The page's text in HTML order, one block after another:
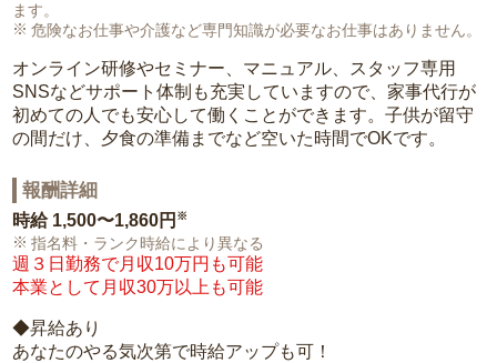
ます。
危険なお仕事や介護など専門知識が必要なお仕事はありません。
オンライン研修やセミナー、マニュアル、スタッフ専用
SNSなどサポート体制も充実していますので、家事代行が
初めての人でも安心して働くことができます。子供が留守
の間だけ、夕食の準備までなど空いた時間でOKです。
報酬詳細
時給 1,500〜1,860円 ※
指名料・ランク時給により異なる
週３日勤務で月収10万円も可能
本業として月収30万以上も可能
◆昇給あり
あなたのやる気次第で時給アップも可！